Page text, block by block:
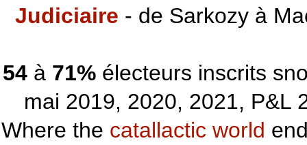
Judiciaire - de Sarkozy à
54à 71%électeurs inscrits
mai 2019, 2020, 2021, P&L
Where the catallactic world